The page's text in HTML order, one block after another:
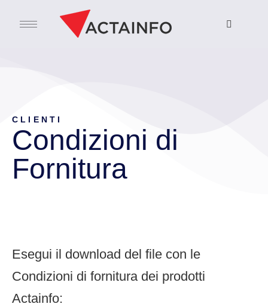
CLIENTI
Condizioni di
Fornitura
Esegui il download del file con le
Condizioni di fornitura dei prodotti
Actainfo: